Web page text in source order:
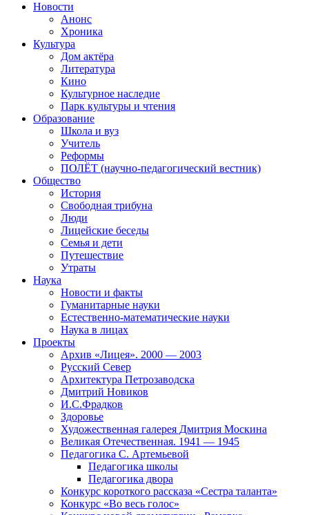
Новости
Анонс
Хроника
Культура
Дом актёра
Литература
Кино
Культурное наследие
Парк культуры и чтения
Образование
Школа и вуз
Учитель
Реформы
ПОЛЁТ (научно-педагогический вестник)
Общество
История
Свободная трибуна
Люди
Лицейские беседы
Семья и дети
Путешествие
Утраты
Наука
Новости и факты
Гуманитарные науки
Естественно-математические науки
Наука в лицах
Проекты
Архив «Лицея». 2000 — 2003
Русский Север
Архитектура Петрозаводска
Дмитрий Новиков
И.С.Фрадков
Здоровье
Художественная галерея Дмитрия Москина
Великая Отечественная. 1941 — 1945
Педагогика С. Артемьевой
Педагогика школы
Педагогика двора
Конкурс короткого рассказа «Сестра таланта»
Конкурс «Во весь голос»